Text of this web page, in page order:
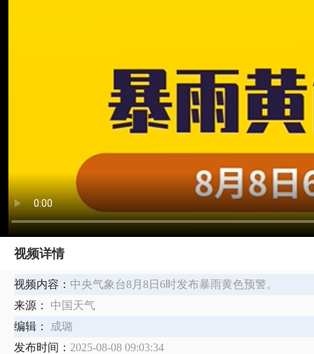
视频详情
视频内容： 中央气象台8月8日6时发布暴雨黄色预警。
来源：
中国天气
编辑：
成璐
发布时间： 2025-08-08 09:03:34